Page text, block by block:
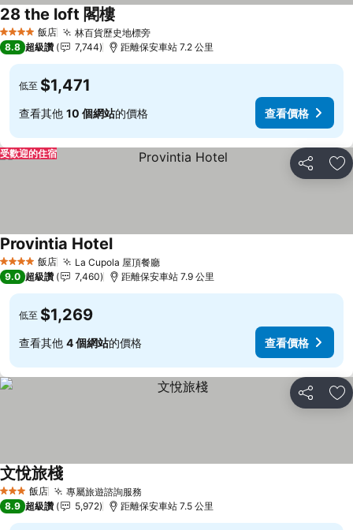
4 星級 飯店 林百貨歷史地標旁
28 the loft 閣樓
8.8 超級讚 7,744 距離保安車站 7.2 公里
低至 $1,471
查看其他 10 個網站的價格 查看價格
分享 加
受歡迎的住宿
4 星級 飯店 La Cupola 屋頂餐廳
Provintia Hotel
9.0 超級讚 7,460 距離保安車站 7.9 公里
低至 $1,269
查看其他 4 個網站的價格 查看價格
分享 加
3 星級 飯店 專屬旅遊諮詢服務
文悅旅棧
8.9 超級讚 5,972 距離保安車站 7.5 公里